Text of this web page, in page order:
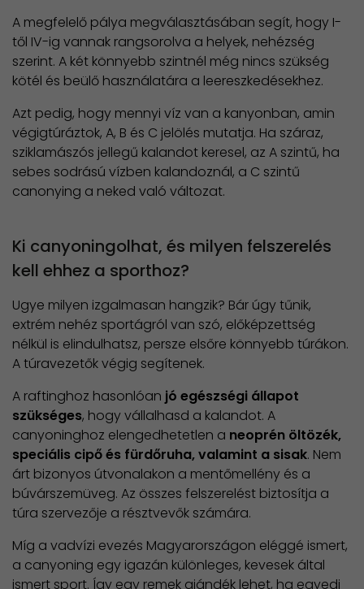
A megfelelő pálya megválasztásában segít, hogy I-
től IV-ig vannak rangsorolva a helyek, nehézség
szerint. A két könnyebb szintnél még nincs szükség
kötél és beülő használatára a leereszkedésekhez.
Azt pedig, hogy mennyi víz van a kanyonban, amin
végigtúráztok, A, B és C jelölés mutatja. Ha száraz,
sziklamászós jellegű kalandot keresel, az A szintű, ha
sebes sodrású vízben kalandoznál, a C szintű
canonying a neked való változat.
Ki canyoningolhat, és milyen felszerelés
kell ehhez a sporthoz?
Ugye milyen izgalmasan hangzik? Bár úgy tűnik,
extrém nehéz sportágról van szó, előképzettség
nélkül is elindulhatsz, persze elsőre könnyebb túrákon.
A túravezetők végig segítenek.
A raftinghoz hasonlóan jó egészségi állapot
szükséges, hogy vállalhasd a kalandot. A
canyoninghoz elengedhetetlen a neoprén öltözék,
speciális cipő és fürdőruha, valamint a sisak. Nem
árt bizonyos útvonalakon a mentőmellény és a
búvárszemüveg. Az összes felszerelést biztosítja a
túra szervezője a résztvevők számára.
Míg a vadvízi evezés Magyarországon eléggé ismert,
a canyoning egy igazán különleges, kevesek által
ismert sport. Így egy remek ajándék lehet, ha egyedi